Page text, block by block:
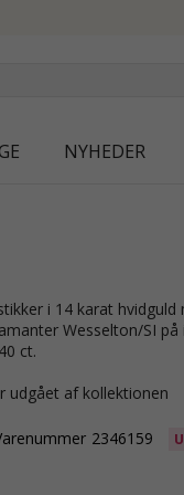
NYHEDER
Wesselton/SI
ct.
udgået af kollektionen
2346159